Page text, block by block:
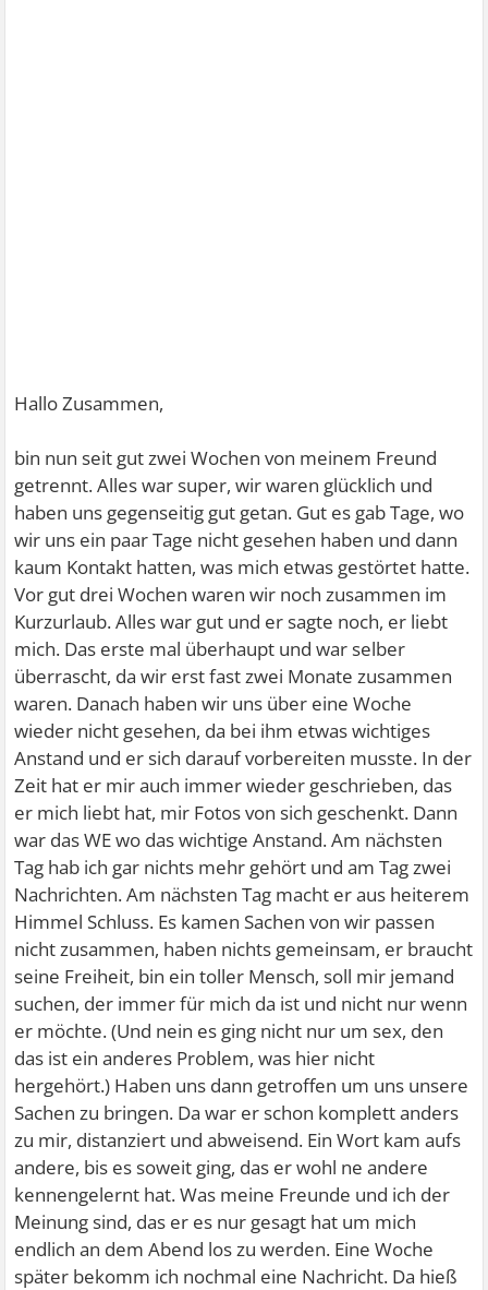
Hallo Zusammen,
bin nun seit gut zwei Wochen von meinem Freund
getrennt. Alles war super, wir waren glücklich und
haben uns gegenseitig gut getan. Gut es gab Tage, wo
wir uns ein paar Tage nicht gesehen haben und dann
kaum Kontakt hatten, was mich etwas gestörtet hatte.
Vor gut drei Wochen waren wir noch zusammen im
Kurzurlaub. Alles war gut und er sagte noch, er liebt
mich. Das erste mal überhaupt und war selber
überrascht, da wir erst fast zwei Monate zusammen
waren. Danach haben wir uns über eine Woche
wieder nicht gesehen, da bei ihm etwas wichtiges
Anstand und er sich darauf vorbereiten musste. In der
Zeit hat er mir auch immer wieder geschrieben, das
er mich liebt hat, mir Fotos von sich geschenkt. Dann
war das WE wo das wichtige Anstand. Am nächsten
Tag hab ich gar nichts mehr gehört und am Tag zwei
Nachrichten. Am nächsten Tag macht er aus heiterem
Himmel Schluss. Es kamen Sachen von wir passen
nicht zusammen, haben nichts gemeinsam, er braucht
seine Freiheit, bin ein toller Mensch, soll mir jemand
suchen, der immer für mich da ist und nicht nur wenn
er möchte. (Und nein es ging nicht nur um sex, den
das ist ein anderes Problem, was hier nicht
hergehört.) Haben uns dann getroffen um uns unsere
Sachen zu bringen. Da war er schon komplett anders
zu mir, distanziert und abweisend. Ein Wort kam aufs
andere, bis es soweit ging, das er wohl ne andere
kennengelernt hat. Was meine Freunde und ich der
Meinung sind, das er es nur gesagt hat um mich
endlich an dem Abend los zu werden. Eine Woche
später bekomm ich nochmal eine Nachricht. Da hieß